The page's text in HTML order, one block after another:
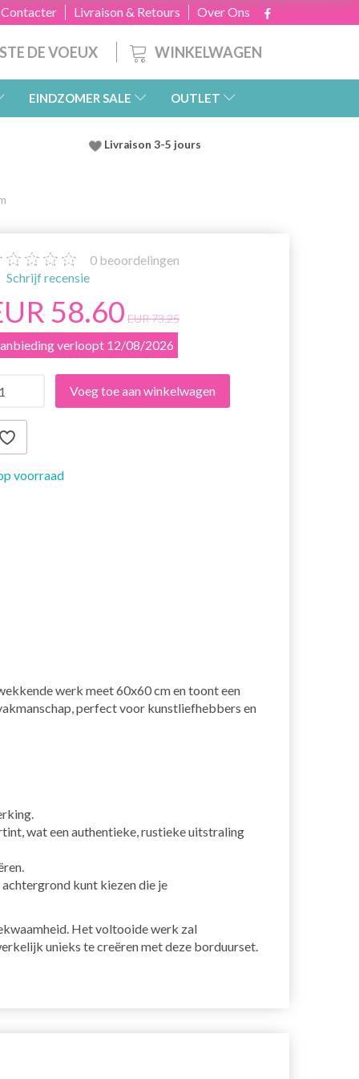
Over Ons
Livraison & Retours
WINKELWAGEN
DE VOEUX
EINDZOMER SALE OUTLET
Livraison 3-5 jours
0 beoordelingen
Schrijf recensie
58.60 EUR 73.25
verloopt 12/08/2026
Voeg toe aan winkelwagen
voorraad
werk meet 60x60 cm en toont een
perfect voor kunstliefhebbers en
wat een authentieke, rustieke uitstraling
kunt kiezen die je
Het voltooide werk zal
unieks te creëren met deze borduurset.